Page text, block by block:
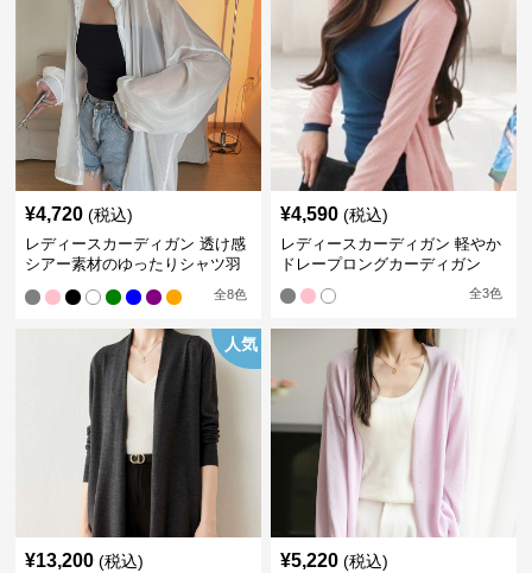
¥4,720 (税込)
レディースカーディガン 透け感
シアー素材のゆったりシャツ羽
全8色
¥4,590 (税込)
レディースカーディガン 軽やか
ドレープロングカーディガン
全3色
人気
¥13,200 (税込) ¥5,220 (税込)